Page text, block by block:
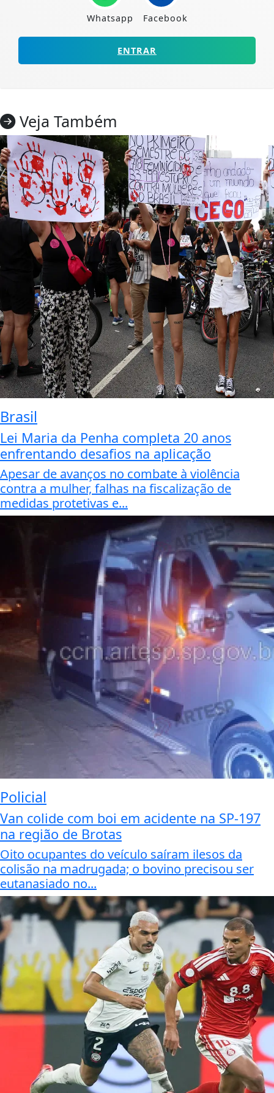
Whatsapp Facebook
ENTRAR
Veja Também
Brasil
Lei Maria da Penha completa 20 anos
enfrentando desafios na aplicação
Apesar de avanços no combate à violência
contra a mulher, falhas na fiscalização de
medidas protetivas e...
Policial
Van colide com boi em acidente na SP-197
na região de Brotas
Oito ocupantes do veículo saíram ilesos da
colisão na madrugada; o bovino precisou ser
eutanasiado no...